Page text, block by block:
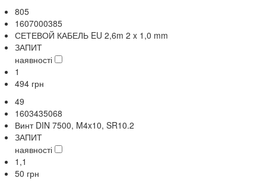
805
1607000385
СЕТЕВОЙ КАБЕЛЬ EU 2,6m 2 x 1,0 mm
ЗАПИТ
наявності
1
494 грн
49
1603435068
Винт DIN 7500, M4x10, SR10.2
ЗАПИТ
наявності
1,1
50 грн